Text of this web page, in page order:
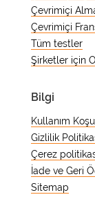
Çevrimiçi
Çevrimiçi
Tüm testler
Şirketler için
Bilgi
Kullanım
Gizlilik
Çerez
İade ve Geri
Sitemap